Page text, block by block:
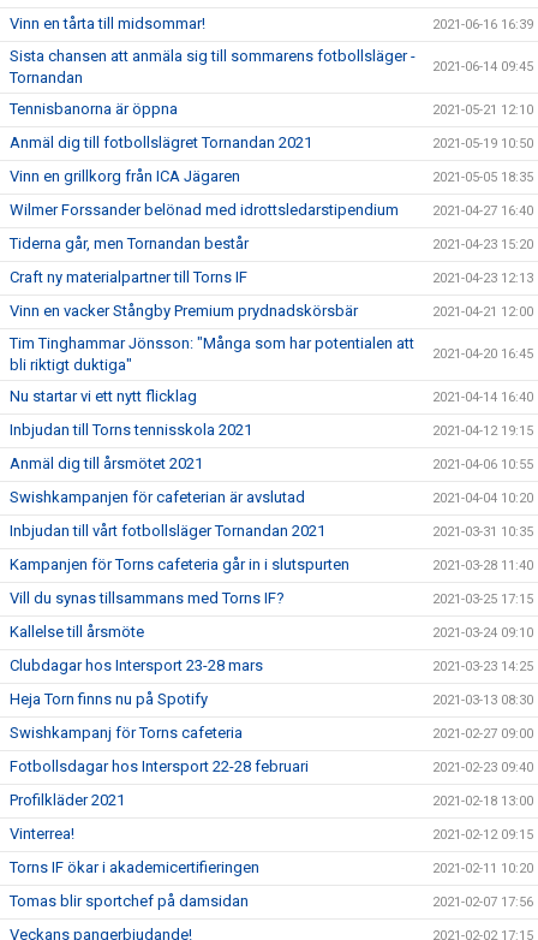
Vinn en tårta till midsommar! 2021-06-16 16:39
Sista chansen att anmäla sig till sommarens fotbollsläger -
Tornandan
2021-06-14 09:45
Tennisbanorna är öppna 2021-05-21 12:10
Anmäl dig till fotbollslägret Tornandan 2021 2021-05-19 10:50
Vinn en grillkorg från ICA Jägaren 2021-05-05 18:35
Wilmer Forssander belönad med idrottsledarstipendium 2021-04-27 16:40
Tiderna går, men Tornandan består 2021-04-23 15:20
Craft ny materialpartner till Torns IF 2021-04-23 12:13
Vinn en vacker Stångby Premium prydnadskörsbär 2021-04-21 12:00
Tim Tinghammar Jönsson: "Många som har potentialen att
bli riktigt duktiga"
2021-04-20 16:45
Nu startar vi ett nytt flicklag 2021-04-14 16:40
Inbjudan till Torns tennisskola 2021 2021-04-12 19:15
Anmäl dig till årsmötet 2021 2021-04-06 10:55
Swishkampanjen för cafeterian är avslutad 2021-04-04 10:20
Inbjudan till vårt fotbollsläger Tornandan 2021 2021-03-31 10:35
Kampanjen för Torns cafeteria går in i slutspurten 2021-03-28 11:40
Vill du synas tillsammans med Torns IF? 2021-03-25 17:15
Kallelse till årsmöte 2021-03-24 09:10
Clubdagar hos Intersport 23-28 mars 2021-03-23 14:25
Heja Torn finns nu på Spotify 2021-03-13 08:30
Swishkampanj för Torns cafeteria 2021-02-27 09:00
Fotbollsdagar hos Intersport 22-28 februari 2021-02-23 09:40
Profilkläder 2021 2021-02-18 13:00
Vinterrea! 2021-02-12 09:15
Torns IF ökar i akademicertifieringen 2021-02-11 10:20
Tomas blir sportchef på damsidan 2021-02-07 17:56
Veckans pangerbjudande! 2021-02-02 17:15